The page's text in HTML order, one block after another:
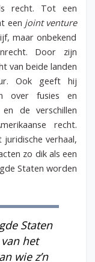
recht. Tot een
een joint venture
maar onbekend
Door zijn
van beide landen
Ook geeft hij
over fusies en
de verschillen
recht.
verhaal,
zo dik als een
Staten worden
Staten
het
wie z’n